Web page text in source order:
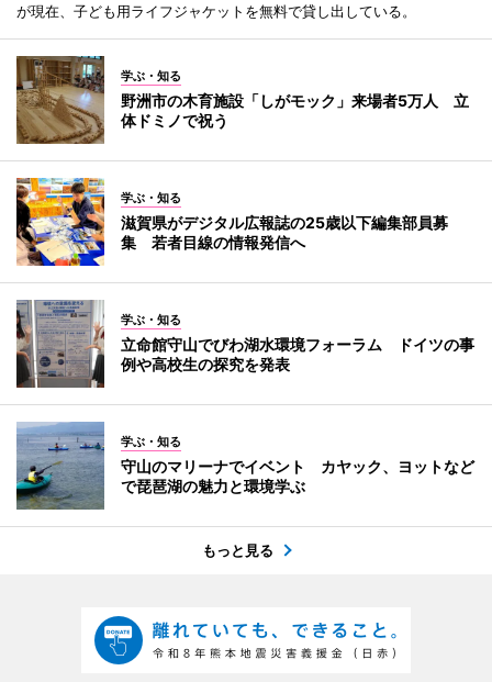
が現在、子ども用ライフジャケットを無料で貸し出している。
学ぶ・知る
野洲市の木育施設「しがモック」来場者5万人 立
体ドミノで祝う
学ぶ・知る
滋賀県がデジタル広報誌の25歳以下編集部員募
集 若者目線の情報発信へ
学ぶ・知る
立命館守山でびわ湖水環境フォーラム ドイツの事
例や高校生の探究を発表
学ぶ・知る
守山のマリーナでイベント カヤック、ヨットなど
で琵琶湖の魅力と環境学ぶ
もっと見る